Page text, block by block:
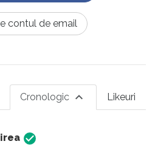
contul de email
Likeuri
Cronologic